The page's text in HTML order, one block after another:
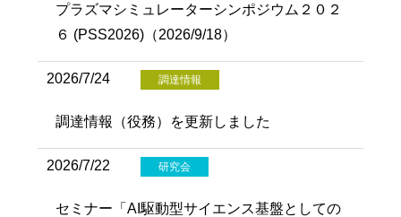
プラズマシミュレーターシンポジウム２０２
６ (PSS2026)（2026/9/18）
2026/7/24 調達情報
調達情報（役務）を更新しました
2026/7/22 研究会
セミナー「AI駆動型サイエンス基盤としての